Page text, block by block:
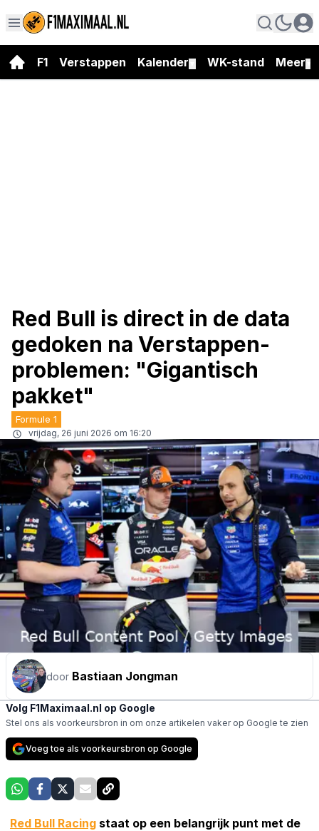
F1 Verstappen Kalender WK-stand Meer
Red Bull is direct in de data
gedoken na Verstappen-
problemen: "Gigantisch
pakket"
Formule 1
vrijdag, 26 juni 2026 om 16:20
door Bastiaan Jongman
Volg F1Maximaal.nl op Google
Stel ons als voorkeursbron in om onze artikelen vaker op Google te zien
Voeg toe als voorkeursbron op Google
Red Bull Racing staat op een belangrijk punt met de